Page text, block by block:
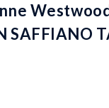
SAFFIANO